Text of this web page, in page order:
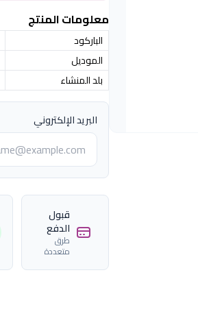
معلومات المنتج
الباركود
الموديل
بلد المنشاء
البريد الإلكتروني
قبول
الدفع
طرق
متعددة